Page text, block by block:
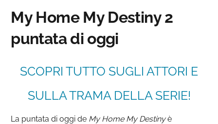
My Home My Destiny 2
puntata di oggi
SCOPRI TUTTO SUGLI ATTORI E
SULLA TRAMA DELLA SERIE!
La puntata di oggi de My Home My Destinyè